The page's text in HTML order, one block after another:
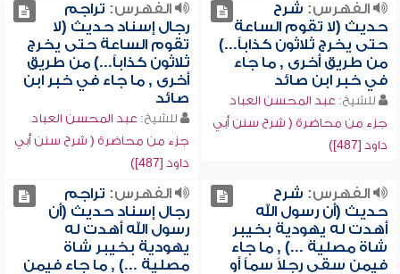
الفهرس: شرح
حديث (لا تقوم الساعة
حتى يخرج ثلاثون كذاباً...)
من طريق أخرى , ما جاء
في خبر ابن صائد
للشيخ: عبد المحسن العباد
جزء من محاضرة ( شرح سنن أبي
داود [487])
الفهرس: تراجم
رجال إسناد حديث (لا
تقوم الساعة حتى يخرج
ثلاثون كذاباً...) من طريق
أخرى , ما جاء في خبر ابن
صائد
للشيخ: عبد المحسن العباد
جزء من محاضرة ( شرح سنن أبي
داود [487])
الفهرس: شرح
حديث (أن رسول الله
أهدت له يهودية بخيبر
شاة مصلية ...) , ما جاء
فيمن سقى رجلاً سماً أو
الفهرس: تراجم
رجال إسناد حديث (أن
رسول الله أهدت له
يهودية بخيبر شاة
مصلية ...) , ما جاء فيمن